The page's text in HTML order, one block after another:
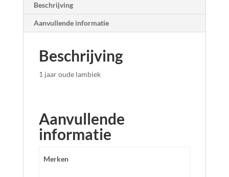
Beschrijving
Aanvullende informatie
Beschrijving
1 jaar oude lambiek
Aanvullende
informatie
Merken